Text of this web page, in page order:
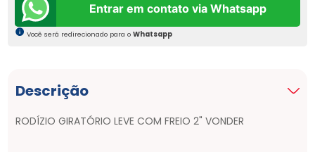
Entrar em contato via Whatsapp
Você será redirecionado para o Whatsapp
Descrição
RODÍZIO GIRATÓRIO LEVE COM FREIO 2" VONDER